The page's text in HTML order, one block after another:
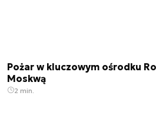
Pożar w kluczowym ośrodku
Moskwą
2 min.